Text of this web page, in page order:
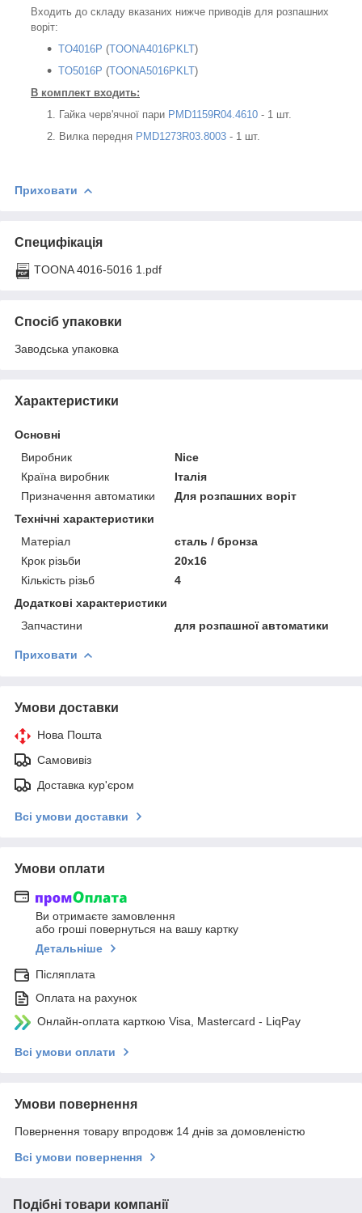
Входить до складу вказаних нижче приводів для розпашних
воріт:
TO4016P (TOONA4016PKLT)
TO5016P (TOONA5016PKLT)
В комплект входить:
Гайка черв'ячної пари PMD1159R04.4610 - 1 шт.
Вилка передня PMD1273R03.8003 - 1 шт.
Приховати
Специфікація
TOONA 4016-5016 1.pdf
Спосіб упаковки
Заводська упаковка
Характеристики
Основні
Виробник
Nice
Країна виробник
Італія
Призначення автоматики
Для розпашних воріт
Технічні характеристики
Матеріал
сталь / бронза
Крок різьби
20х16
Кількість різьб
4
Додаткові характеристики
Запчастини
для розпашної автоматики
Приховати
Умови доставки
Нова Пошта
Самовивіз
Доставка кур'єром
Всі умови доставки
Умови оплати
Ви отримаєте замовлення
або гроші повернуться на вашу картку
Детальніше
Післяплата
Оплата на рахунок
Онлайн-оплата карткою Visa, Mastercard - LiqPay
Всі умови оплати
Умови повернення
Повернення товару впродовж 14 днів за домовленістю
Всі умови повернення
Подібні товари компанії